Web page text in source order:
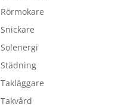
Rörmokare
Snickare
Solenergi
Städning
Takläggare
Takvård